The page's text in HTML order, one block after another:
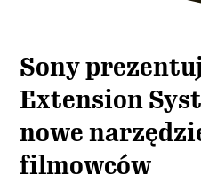
Sony
Extension
nowe
filmowców